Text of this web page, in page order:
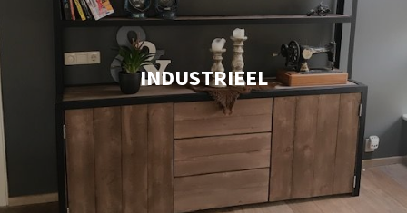
INDUSTRIEEL